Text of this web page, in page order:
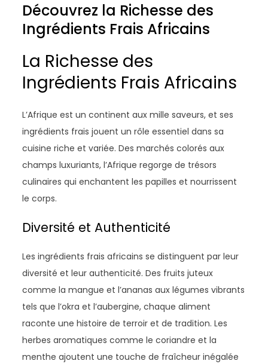
Découvrez la Richesse des
Ingrédients Frais Africains
La Richesse des
Ingrédients Frais Africains
L’Afrique est un continent aux mille saveurs, et ses
ingrédients frais jouent un rôle essentiel dans sa
cuisine riche et variée. Des marchés colorés aux
champs luxuriants, l’Afrique regorge de trésors
culinaires qui enchantent les papilles et nourrissent
le corps.
Diversité et Authenticité
Les ingrédients frais africains se distinguent par leur
diversité et leur authenticité. Des fruits juteux
comme la mangue et l’ananas aux légumes vibrants
tels que l’okra et l’aubergine, chaque aliment
raconte une histoire de terroir et de tradition. Les
herbes aromatiques comme le coriandre et la
menthe ajoutent une touche de fraîcheur inégalée